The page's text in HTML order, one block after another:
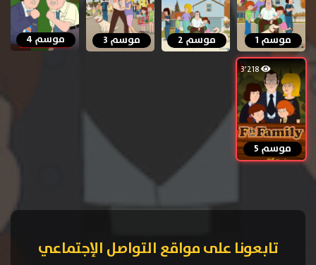
موسم 1 موسم 2 موسم 3 موسم 4
3٬218
موسم 5
تابعونا على مواقع التواصل الإجتماعي